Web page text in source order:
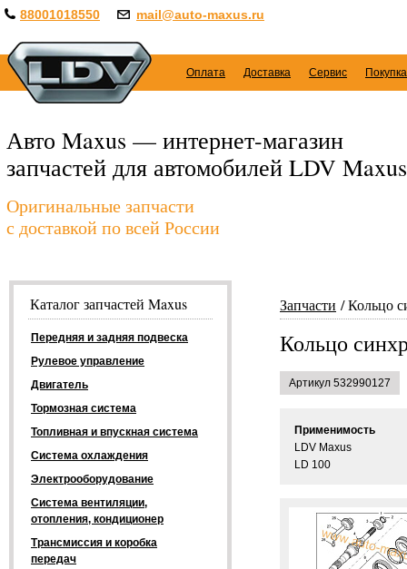
88001018550 mail@auto-maxus.ru
Оплата Доставка Сервис
Авто Maxus — интернет-магазин
запчастей для автомобилей LDV Maxus
Оригинальные запчасти
с доставкой по всей России
Запчасти Кольцо
Кольцо
Артикул 532990127
Применимость
LDV Maxus
LD 100
Каталог запчастей Maxus
Передняя и задняя подвеска
Рулевое управление
Двигатель
Тормозная система
Топливная и впускная система
Система охлаждения
Электрооборудование
Система вентиляции,
отопления, кондиционер
Трансмиссия и коробка
передач